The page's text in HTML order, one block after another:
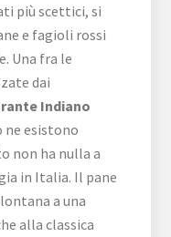
più scettici, si
e fagioli rossi
Una fra le
dai
Indiano
ne esistono
non ha nulla a
in Italia. Il pane
a una
alla classica